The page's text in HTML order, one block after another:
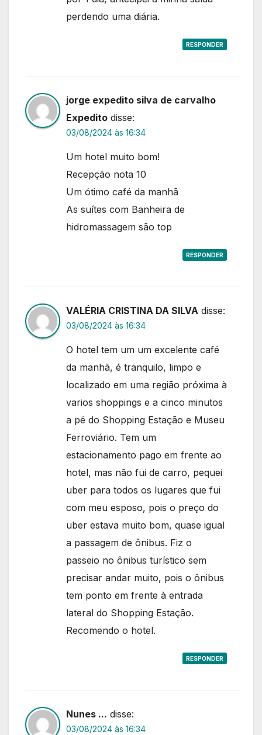
perdendo uma diária.
RESPONDER
jorge expedito silva de carvalho
Expedito disse:
03/08/2024 às 16:34
Um hotel muito bom!
Recepção nota 10
Um ótimo café da manhã
As suítes com Banheira de
hidromassagem são top
RESPONDER
VALÉRIA CRISTINA DA SILVA disse:
03/08/2024 às 16:34
O hotel tem um um excelente café
da manhã, é tranquilo, limpo e
localizado em uma região próxima à
varios shoppings e a cinco minutos
a pé do Shopping Estação e Museu
Ferroviário. Tem um
estacionamento pago em frente ao
hotel, mas não fui de carro, pequei
uber para todos os lugares que fui
com meu esposo, pois o preço do
uber estava muito bom, quase igual
a passagem de ônibus. Fiz o
passeio no ônibus turístico sem
precisar andar muito, pois o ônibus
tem ponto em frente à entrada
lateral do Shopping Estação.
Recomendo o hotel.
RESPONDER
Nunes ... disse:
03/08/2024 às 16:34